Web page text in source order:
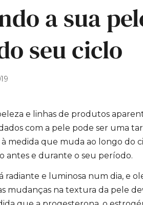
a sua
seu ciclo
e linhas de produtos
com a pele pode ser uma
medida que muda ao longo do
antes e durante o seu período.
radiante e luminosa num dia, e
mudanças na textura da pele